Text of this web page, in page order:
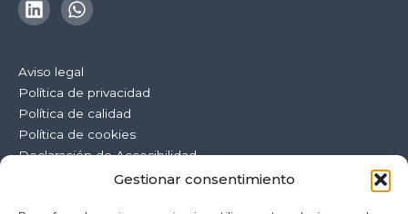
Gestionar consentimiento
Aviso legal
Política de privacidad
Política de calidad
Política de cookies
Declaración de Accesibilidad